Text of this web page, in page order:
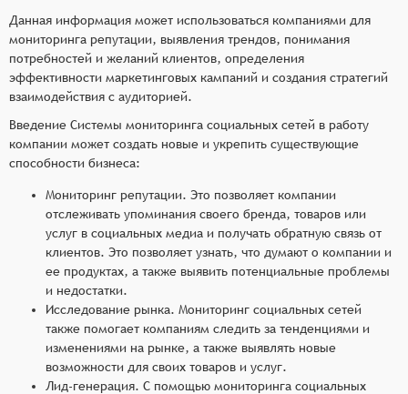
Данная информация может использоваться компаниями для
мониторинга репутации, выявления трендов, понимания
потребностей и желаний клиентов, определения
эффективности маркетинговых кампаний и создания стратегий
взаимодействия с аудиторией.
Введение Системы мониторинга социальных сетей в работу
компании может создать новые и укрепить существующие
способности бизнеса:
Мониторинг репутации. Это позволяет компании
отслеживать упоминания своего бренда, товаров или
услуг в социальных медиа и получать обратную связь от
клиентов. Это позволяет узнать, что думают о компании и
ее продуктах, а также выявить потенциальные проблемы
и недостатки.
Исследование рынка. Мониторинг социальных сетей
также помогает компаниям следить за тенденциями и
изменениями на рынке, а также выявлять новые
возможности для своих товаров и услуг.
Лид-генерация. С помощью мониторинга социальных